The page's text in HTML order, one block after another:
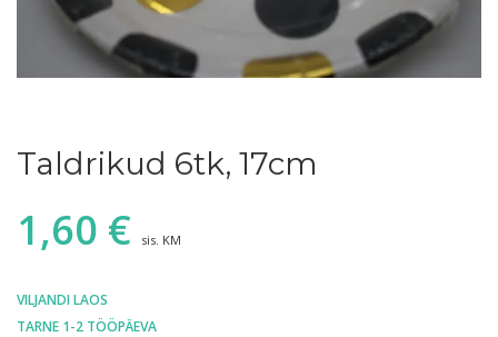
Taldrikud 6tk, 17cm
1,60 € sis. KM
VILJANDI LAOS
TARNE 1-2 TÖÖPÄEVA